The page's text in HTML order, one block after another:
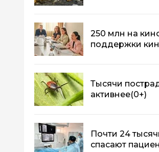
250 млн на
поддержки
Тысячи
активнее(0+)
Почти 24
спасают